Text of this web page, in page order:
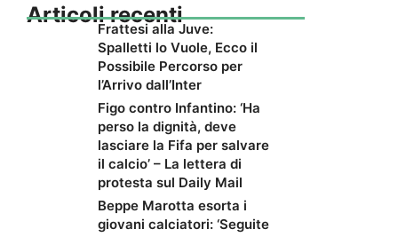
Articoli recenti
Frattesi alla Juve:
Spalletti lo Vuole, Ecco il
Possibile Percorso per
l’Arrivo dall’Inter
Figo contro Infantino: ‘Ha
perso la dignità, deve
lasciare la Fifa per salvare
il calcio’ – La lettera di
protesta sul Daily Mail
Beppe Marotta esorta i
giovani calciatori: ‘Seguite